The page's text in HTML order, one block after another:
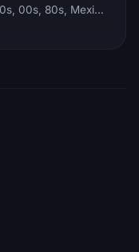
Electronic, Rock, Pop, 90s, 00s, 80s, Mexican, Ranchera, Reggaeton, Instrumental, Salsa, Merengue, Tropical, Romantic, Vallenato, Llanera